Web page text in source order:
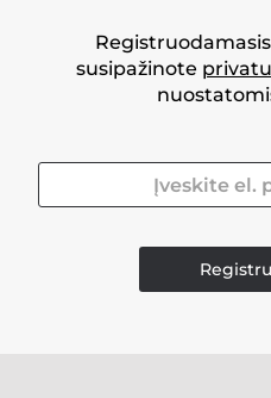
susipažinote